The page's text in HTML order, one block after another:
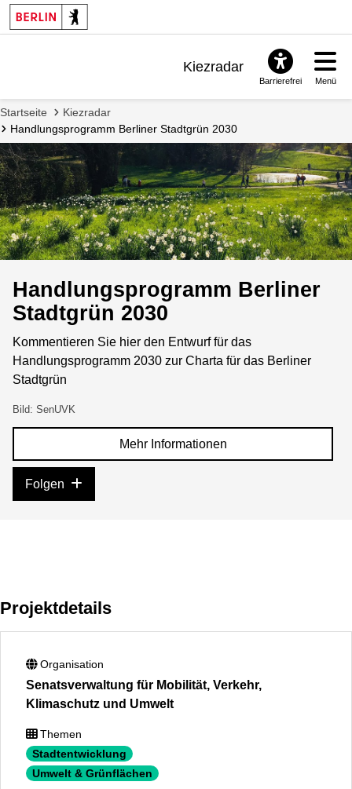
Kiezradar
Barrierefrei Menü
Startseite
Kiezradar
Handlungsprogramm Berliner Stadtgrün 2030
Handlungsprogramm Berliner
Stadtgrün 2030
Kommentieren Sie hier den Entwurf für das
Handlungsprogramm 2030 zur Charta für das Berliner
Stadtgrün
Bild: SenUVK
Mehr Informationen
Folgen
Projektdetails
Organisation
Senatsverwaltung für Mobilität, Verkehr,
Klimaschutz und Umwelt
Themen
Stadtentwicklung
Umwelt & Grünflächen